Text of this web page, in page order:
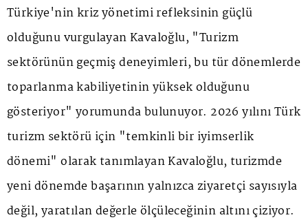
Türkiye'nin kriz yönetimi refleksinin güçlü
olduğunu vurgulayan Kavaloğlu, "Turizm
sektörünün geçmiş deneyimleri, bu tür dönemlerde
toparlanma kabiliyetinin yüksek olduğunu
gösteriyor" yorumunda bulunuyor. 2026 yılını Türk
turizm sektörü için "temkinli bir iyimserlik
dönemi" olarak tanımlayan Kavaloğlu, turizmde
yeni dönemde başarının yalnızca ziyaretçi sayısıyla
değil, yaratılan değerle ölçüleceğinin altını çiziyor.